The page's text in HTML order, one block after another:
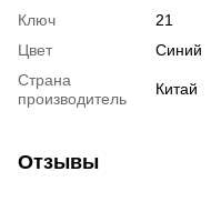
Ключ
21
Цвет
Синий
Страна
производитель
Китай
Отзывы